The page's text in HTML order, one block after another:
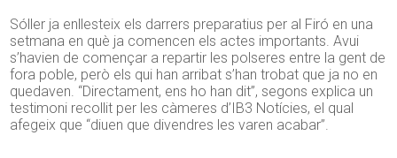
Sóller ja enllesteix els darrers preparatius per al Firó en una
setmana en què ja comencen els actes importants. Avui
s’havien de començar a repartir les polseres entre la gent de
fora poble, però els qui han arribat s’han trobat que ja no en
quedaven. “Directament, ens ho han dit”, segons explica un
testimoni recollit per les càmeres d’IB3 Notícies, el qual
afegeix que “diuen que divendres les varen acabar”.